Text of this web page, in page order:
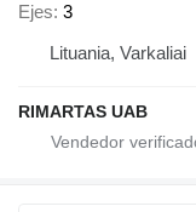
Ejes 3
Lituania, Varkaliai
RIMARTAS UAB